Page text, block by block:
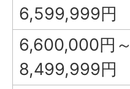
6,599,999円
6,600,000円～
8,499,999円